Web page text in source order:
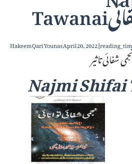
Tawanai۔۔۔نجمی شفائی
Hakeem Qari YounasApril 20, 2022
شفائی تاثیر
Najmi